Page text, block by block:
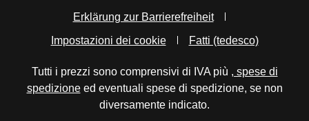
Erklärung zur Barrierefreiheit
Impostazioni dei cookie
Fatti (tedesco)
Tutti i prezzi sono comprensivi di IVA più , spese di
spedizioneed eventuali spese di spedizione, se non
diversamente indicato.